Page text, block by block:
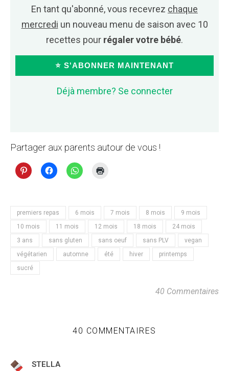
En tant qu'abonné, vous recevrez chaque
mercredi un nouveau menu de saison avec 10
recettes pour régaler votre bébé.
⭐ S'ABONNER MAINTENANT
Déjà membre? Se connecter
Partager aux parents autour de vous !
premiers repas 6 mois 7 mois 8 mois
9 mois
10 mois
11 mois 12 mois 18 mois
24 mois
3 ans
sans gluten sans oeuf sans PLV
vegan
végétarien
automne été hiver
printemps
sucré
40 Commentaires
40 COMMENTAIRES
STELLA